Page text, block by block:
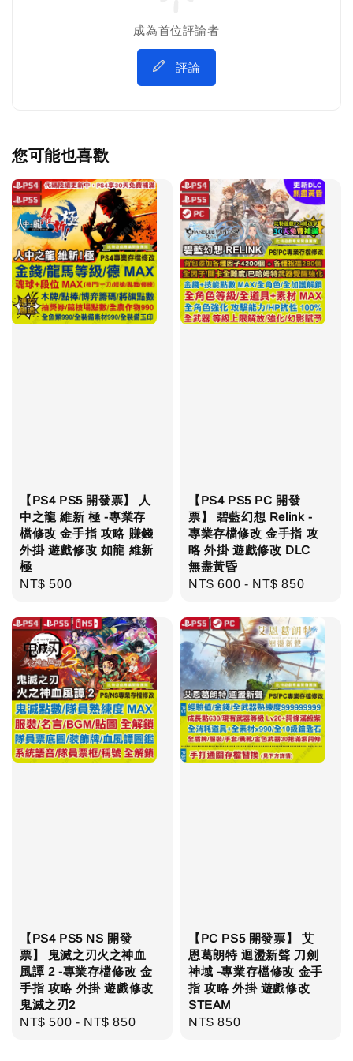
成為首位評論者
評論
您可能也喜歡
【PS4 PS5 開發票】 人
中之龍 維新 極 -專業存
檔修改 金手指 攻略 賺錢
外掛 遊戲修改 如龍 維新
極
Regular
NT$ 500
【PS4 PS5 PC 開發
票】 碧藍幻想 Relink -
專業存檔修改 金手指 攻
略 外掛 遊戲修改 DLC
無盡黃昏
Regular
NT$ 600 - NT$ 850
【PS4 PS5 NS 開發
票】 鬼滅之刃火之神血
風譚 2 -專業存檔修改 金
手指 攻略 外掛 遊戲修改
鬼滅之刃2
Regular
NT$ 500 - NT$ 850
【PC PS5 開發票】 艾
恩葛朗特 迴盪新聲 刀劍
神域 -專業存檔修改 金手
指 攻略 外掛 遊戲修改
STEAM
Regular
NT$ 850